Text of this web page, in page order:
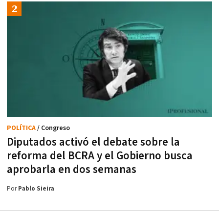
Diputados activó el debate sobre la
reforma del BCRA y el Gobierno busca
aprobarla en dos semanas
POLÍTICA/ Congreso
PorPablo Sieira